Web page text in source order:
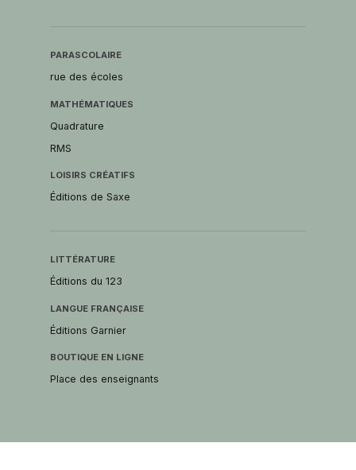
PARASCOLAIRE
rue des écoles
MATHÉMATIQUES
Quadrature
RMS
LOISIRS CRÉATIFS
Éditions de Saxe
LITTÉRATURE
Éditions du 123
LANGUE FRANÇAISE
Éditions Garnier
BOUTIQUE EN LIGNE
Place des enseignants